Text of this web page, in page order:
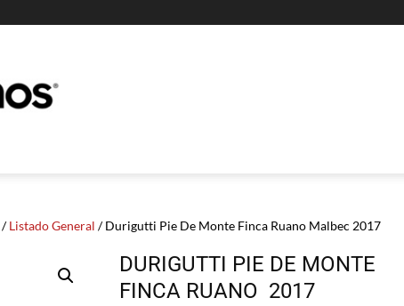
/Listado General / Durigutti Pie De Monte Finca Ruano Malbec 2017
DURIGUTTI PIE DE MONTE
FINCA RUANO 2017